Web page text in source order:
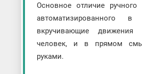
Основное отличие ручного
автоматизированного
вкручивающие движения
человек, и в прямом
руками.